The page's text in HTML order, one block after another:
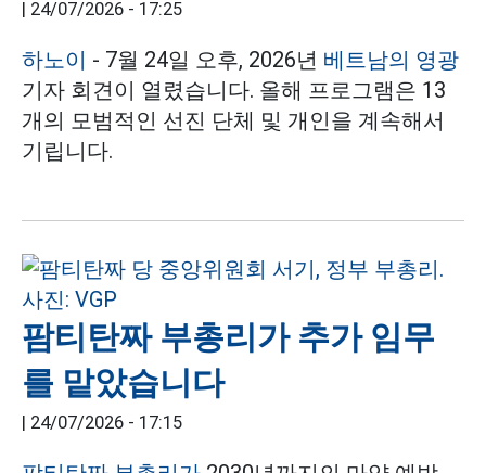
| 24/07/2026 - 17:25
하노이 - 7월 24일 오후, 2026년 베트남의 영광
기자 회견이 열렸습니다. 올해 프로그램은 13
개의 모범적인 선진 단체 및 개인을 계속해서
기립니다.
팜티탄짜 부총리가 추가 임무
를 맡았습니다
| 24/07/2026 - 17:15